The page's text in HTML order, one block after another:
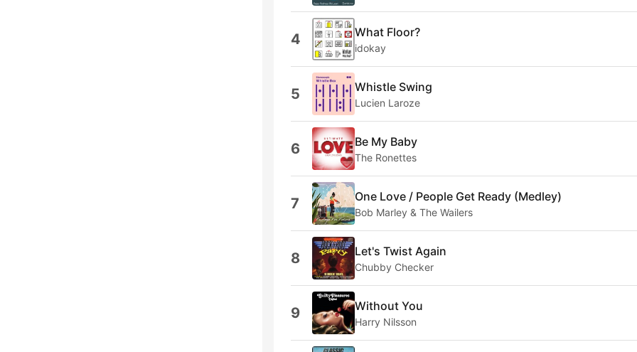
4 What Floor?
idokay
5 Whistle Swing
Lucien Laroze
6 Be My Baby
The Ronettes
7 One Love / People Get Ready (Medley)
Bob Marley & The Wailers
8 Let's Twist Again
Chubby Checker
9 Without You
Harry Nilsson